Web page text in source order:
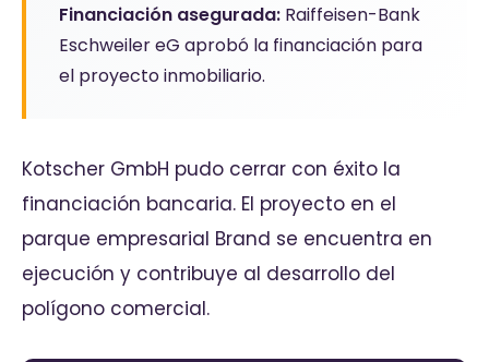
Financiación asegurada: Raiffeisen-Bank
Eschweiler eG aprobó la financiación para
el proyecto inmobiliario.
Kotscher GmbH pudo cerrar con éxito la
financiación bancaria. El proyecto en el
parque empresarial Brand se encuentra en
ejecución y contribuye al desarrollo del
polígono comercial.